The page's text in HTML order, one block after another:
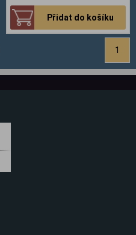
Přidat do košíku
1